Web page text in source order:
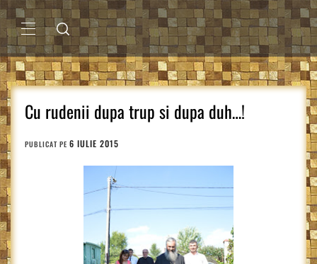
Sari
la
conținutMENIU
PRINCIPAL
Cu rudenii dupa trup si dupa duh…!
PUBLICAT PE 6 IULIE 2015